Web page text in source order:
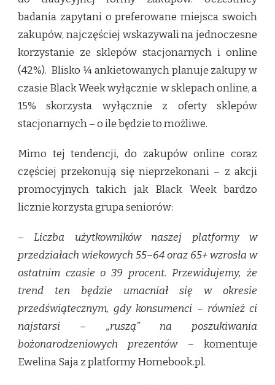
badania zapytani o preferowane miejsca swoich
zakupów, najczęściej wskazywali na jednoczesne
korzystanie ze sklepów stacjonarnych i online
(42%). Blisko ¼ ankietowanych planuje zakupy w
czasie Black Week wyłącznie w sklepach online, a
15% skorzysta wyłącznie z oferty sklepów
stacjonarnych – o ile będzie to możliwe.
Mimo tej tendencji, do zakupów online coraz
częściej przekonują się nieprzekonani – z akcji
promocyjnych takich jak Black Week bardzo
licznie korzysta grupa seniorów:
– Liczba użytkowników naszej platformy w
przedziałach wiekowych 55–64 oraz 65+ wzrosła w
ostatnim czasie o 39 procent. Przewidujemy, że
trend ten będzie umacniał się w okresie
przedświątecznym, gdy konsumenci – również ci
najstarsi – „ruszą” na poszukiwania
bożonarodzeniowych prezentów– komentuje
Ewelina Saja z platformy Homebook.pl.